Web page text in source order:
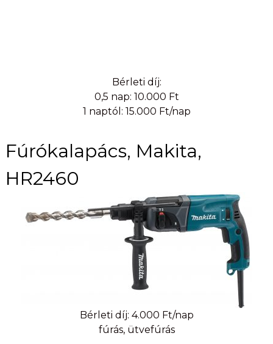
Bérleti díj:
0,5 nap: 10.000 Ft
1 naptól: 15.000 Ft/nap
Fúrókalapács, Makita,
HR2460
Bérleti díj: 4.000 Ft/nap
fúrás, ütvefúrás